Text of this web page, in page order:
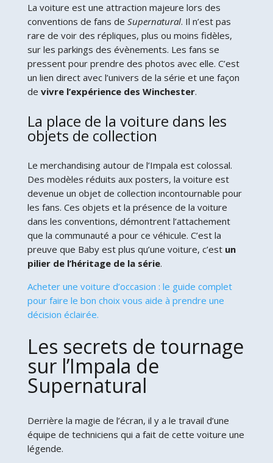
La voiture est une attraction majeure lors des
conventions de fans de Supernatural. Il n’est pas
rare de voir des répliques, plus ou moins fidèles,
sur les parkings des évènements. Les fans se
pressent pour prendre des photos avec elle. C’est
un lien direct avec l’univers de la série et une façon
de vivre l’expérience des Winchester.
La place de la voiture dans les
objets de collection
Le merchandising autour de l’Impala est colossal.
Des modèles réduits aux posters, la voiture est
devenue un objet de collection incontournable pour
les fans. Ces objets et la présence de la voiture
dans les conventions, démontrent l’attachement
que la communauté a pour ce véhicule. C’est la
preuve que Baby est plus qu’une voiture, c’est un
pilier de l’héritage de la série.
Acheter une voiture d’occasion : le guide complet
pour faire le bon choix vous aide à prendre une
décision éclairée.
Les secrets de tournage
sur l’Impala de
Supernatural
Derrière la magie de l’écran, il y a le travail d’une
équipe de techniciens qui a fait de cette voiture une
légende.